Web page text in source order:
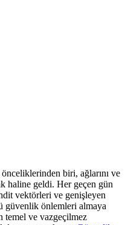
biri, ağlarını ve
haline geldi. Her geçen gün
vektörleri ve genişleyen
güvenlik önlemleri almaya
temel ve vazgeçilmez